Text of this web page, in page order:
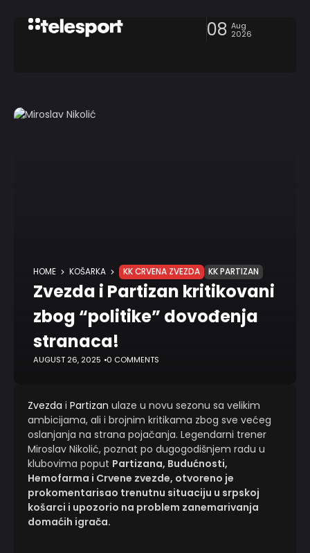
08 Aug
2026
HOME KOŠARKA KK CRVENA ZVEZDA KK PARTIZAN
Zvezda i Partizan kritikovani
zbog “politike” dovođenja
stranaca!
AUGUST 26, 2025 0 COMMENTS
Zvezda i Partizan ulaze u novu sezonu sa velikim
ambicijama, ali i brojnim kritikama zbog sve većeg
oslanjanja na strana pojačanja. Legendarni trener
Miroslav Nikolić, poznat po dugogodišnjem radu u
klubovima poput Partizana, Budućnosti,
Hemofarma i Crvene zvezde, otvoreno je
prokomentarisao trenutnu situaciju u srpskoj
košarci i upozorio na problem zanemarivanja
domaćih igrača.